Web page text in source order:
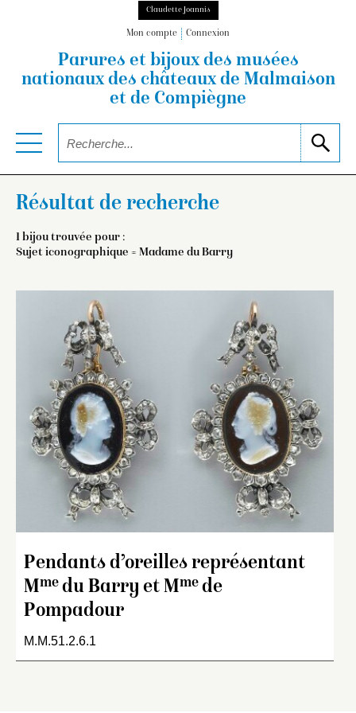
Claudette Joannis
Mon compte Connexion
Parures et bijoux des musées
nationauxdes châteaux de Malmaison
et de Compiègne
Résultat de recherche
1 bijou trouvée pour :
Sujet iconographique = Madame du Barry
Pendants d’oreilles représentant
Mmedu Barry et Mmede
Pompadour
M.M.51.2.6.1